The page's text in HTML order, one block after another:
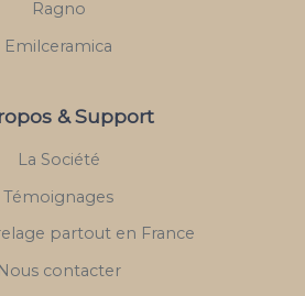
Ragno
Emilceramica
& Support
La Société
Témoignages
partout en France
Nous contacter